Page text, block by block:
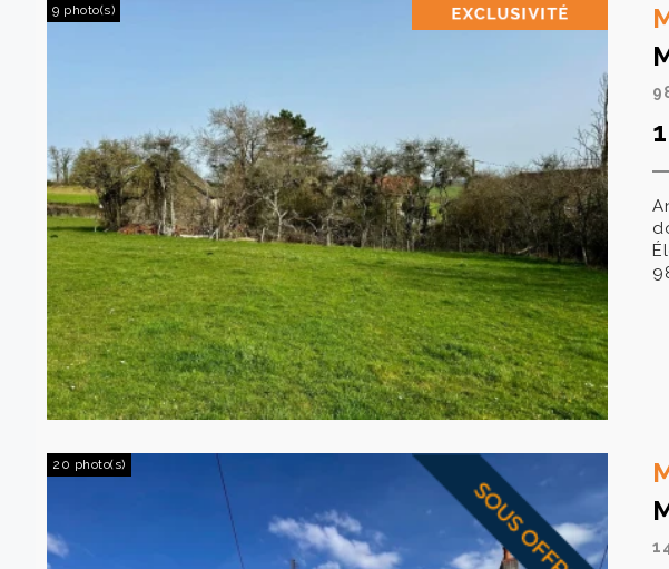
9 photo(s)
20 photo(s)